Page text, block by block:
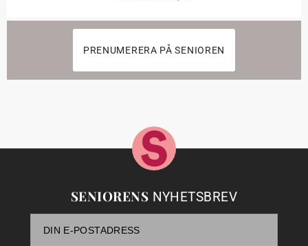
PRENUMERERA PÅ SENIOREN
SENIORENS NYHETSBREV